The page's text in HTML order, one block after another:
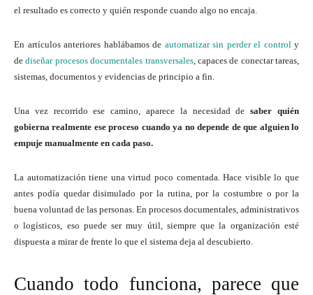
el resultado es correcto y quién responde cuando algo no encaja.
En artículos anteriores hablábamos de automatizar sin perder el control y
dediseñar procesos documentales transversales, capaces de conectar tareas,
sistemas, documentos y evidencias de principio a fin.
Una vez recorrido ese camino, aparece la necesidad desaber quién
gobierna realmente ese proceso cuando ya no depende de que alguien lo
empuje manualmente en cada paso.
La automatización tiene una virtud poco comentada. Hace visible lo que
antes podía quedar disimulado por la rutina, por la costumbre o por la
buena voluntad de las personas. En procesos documentales, administrativos
o logísticos, eso puede ser muy útil, siempre que la organización esté
dispuesta a mirar de frente lo que el sistema deja al descubierto.
Cuando todo funciona, parece que